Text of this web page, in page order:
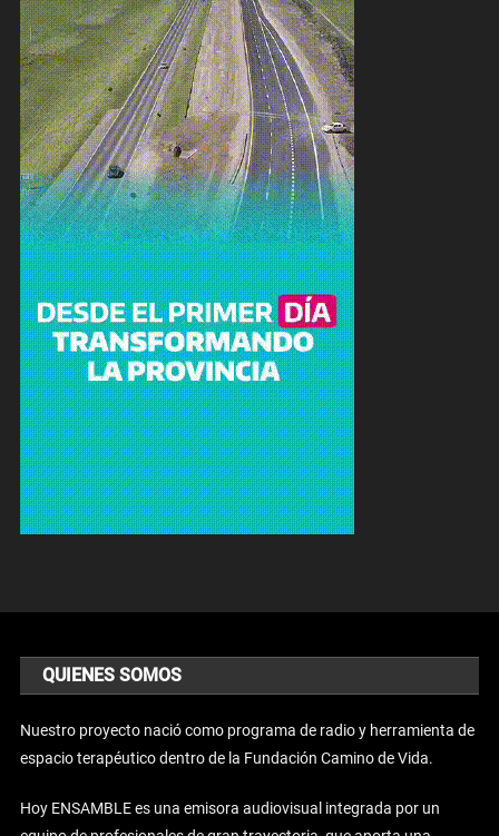
QUIENES SOMOS
Nuestro proyecto nació como programa de radio y herramienta de
espacio terapéutico dentro de la Fundación Camino de Vida.
Hoy ENSAMBLE es una emisora audiovisual integrada por un